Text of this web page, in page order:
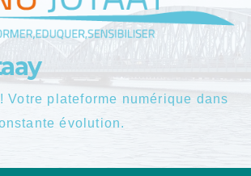
Votre plateforme numérique dans
évolution.